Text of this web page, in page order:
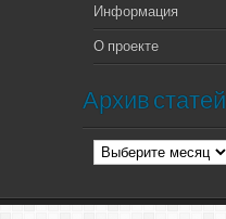
Информация
О проекте
Архив статей
Архив
статей